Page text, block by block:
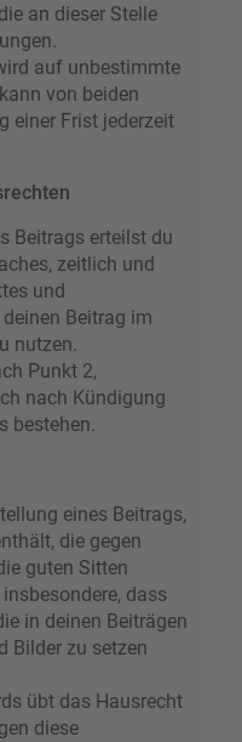
an dieser Stelle
auf unbestimmte
von beiden
einer Frist jederzeit
Beitrags erteilst du
zeitlich und
und
Beitrag im
nutzen.
Punkt 2,
nach Kündigung
bestehen.
eines Beitrags,
die gegen
guten Sitten
dass
in deinen Beiträgen
Bilder zu setzen
übt das Hausrecht
diese